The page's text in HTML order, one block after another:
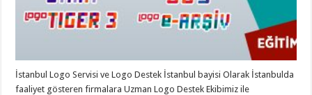
İstanbul Logo Servisi ve Logo Destek İstanbul bayisi Olarak İstanbulda
faaliyet gösteren firmalara Uzman Logo Destek Ekibimiz ile